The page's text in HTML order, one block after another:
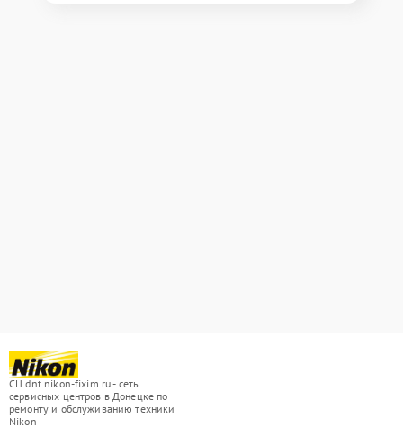
СЦ dnt.nikon-fixim.ru - сеть
сервисных центров в Донецке по
ремонту и обслуживанию техники
Nikon